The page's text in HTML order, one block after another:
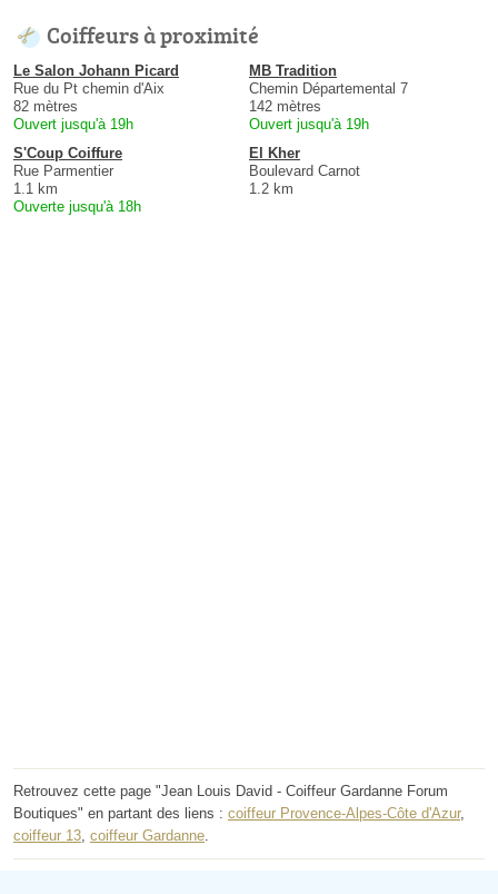
Coiffeurs à proximité
Le Salon Johann Picard
Rue du Pt chemin d'Aix
82 mètres
Ouvert jusqu'à 19h
MB Tradition
Chemin Départemental 7
142 mètres
Ouvert jusqu'à 19h
S'Coup Coiffure
Rue Parmentier
1.1 km
Ouverte jusqu'à 18h
El Kher
Boulevard Carnot
1.2 km
Retrouvez cette page "Jean Louis David - Coiffeur Gardanne Forum
Boutiques" en partant des liens : coiffeur Provence-Alpes-Côte d'Azur,
coiffeur 13, coiffeur Gardanne.